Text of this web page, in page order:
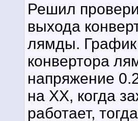
Решил
выхода
лямды. График
конвертора
напряжение
на ХХ, когда
работает,